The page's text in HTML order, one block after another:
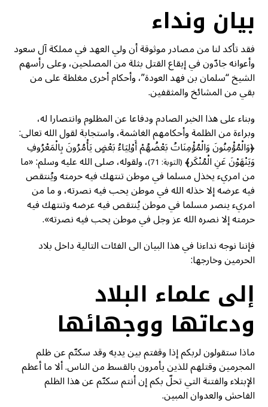
بيان ونداء
فقد تأكد لنا من مصادر موثوقة أن ولي العهد في مملكة آل سعود
وأعوانه جادّون في إيقاع القتل بثلة من المصلحين، وعلى رأسهم
الشيخ “سلمان بن فهد العودة”، وأحكام أخرى مغلظة على من
بقي من المشائخ والمثقفين.
وبناء على هذا الخبر الصادم ودفاعا عن المظلوم وانتصارا له،
وبراءة من الظلمة وأحكامهم الغاشمة، واستجابة لقول الله تعالى:
﴿وَالْمُؤْمِنُونَ وَالْمُؤْمِنَاتُ بَعْضُهُمْ أَوْلِيَاءُ بَعْضٍ يَأْمُرُونَ بِالْمَعْرُوفِ
وَيَنْهَوْنَ عَنِ الْمُنْكَر﴾(التوبة: 71) ، ولقوله، صلى الله عليه وسلم: «ما
من امريء يخذل مسلما في موطن تنتهك فيه حرمته ويُنتقص
فيه عرضه إلا خذله الله في موطن يحب فيه نصرته، و ما من
امريء ينصر مسلما في موطن يُنتقص فيه عرضه وتنتهك فيه
حرمته إلا نصره الله عز وجل في موطن يحب فيه نصرته».
فإننا نوجه نداءنا في هذا البيان الى الفئات التالية داخل بلاد
الحرمين وخارجها:
إلى علماء البلاد
ودعاتها ووجهائها
ماذا ستقولون لربكم إذا وقفتم بين يديه وقد سكتّم عن ظلم
المجرمين وقتلهم للذين يأمرون بالقسط من الناس. ألا ما أعظم
الإبتلاء والفتنة التي تحلّ بكم إن أنتم سكتّم عن هذا الظلم
الفاحش والعدوان المبين.